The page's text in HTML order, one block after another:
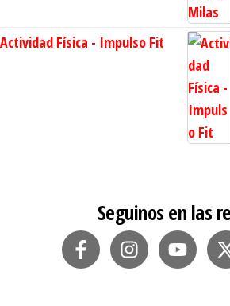
Actividad Física - Impulso Fit
Seguinos en las